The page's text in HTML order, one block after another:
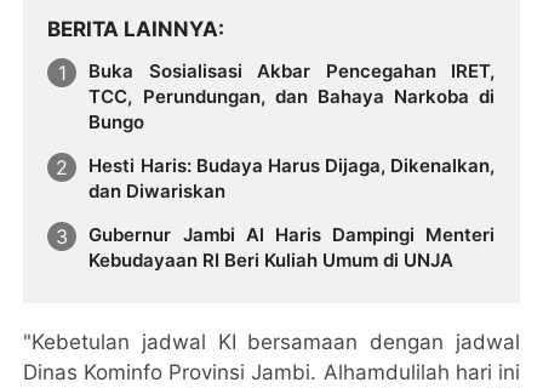
BERITA LAINNYA
Buka Sosialisasi Akbar Pencegahan IRET,
TCC, Perundungan, dan Bahaya Narkoba di
Bungo
Hesti Haris: Budaya Harus Dijaga, Dikenalkan,
dan Diwariskan
Gubernur Jambi Al Haris Dampingi Menteri
Kebudayaan RI Beri Kuliah Umum di UNJA
"Kebetulan jadwal KI bersamaan dengan jadwal
Dinas Kominfo Provinsi Jambi. Alhamdulilah hari ini